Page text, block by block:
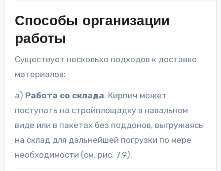
Способы организации
работы
Существует несколько подходов к доставке
материалов:
а) Работа со склада. Кирпич может
поступать на стройплощадку в навальном
виде или в пакетах без поддонов, выгружаясь
на склад для дальнейшей погрузки по мере
необходимости (см. рис. 7.9).